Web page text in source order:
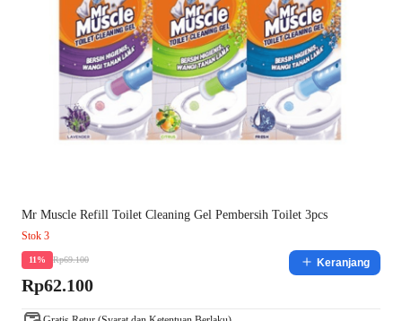
Mr Muscle Refill Toilet Cleaning Gel Pembersih Toilet 3pcs
Stok 3
11% Rp69.100
Rp62.100
Keranjang